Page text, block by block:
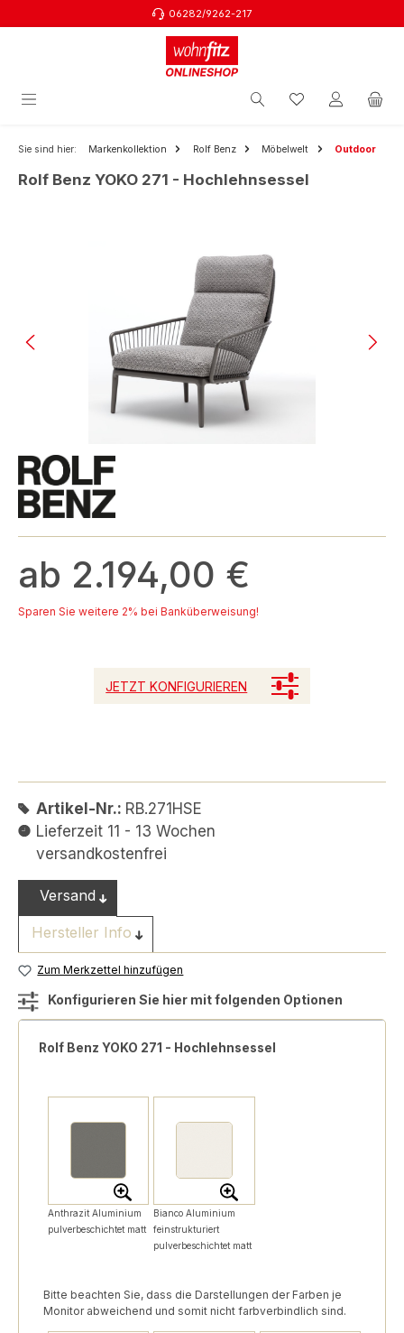
06282/9262-217
Sie sind hier: Markenkollektion Rolf Benz Möbelwelt Outdoor
Rolf Benz YOKO 271 - Hochlehnsessel
ab 2.194,00 €
Sparen Sie weitere 2% bei Banküberweisung!
JETZT KONFIGURIEREN
Artikel-Nr.: RB.271HSE
Lieferzeit 11 - 13 Wochen
versandkostenfrei
Versand
Hersteller Info
Zum Merkzettel hinzufügen
Konfigurieren Sie hier mit folgenden Optionen
Rolf Benz YOKO 271 - Hochlehnsessel
Anthrazit Aluminium
pulverbeschichtet matt
Bianco Aluminium
feinstrukturiert
pulverbeschichtet matt
Bitte beachten Sie, dass die Darstellungen der Farben je
Monitor abweichend und somit nicht farbverbindlich sind.